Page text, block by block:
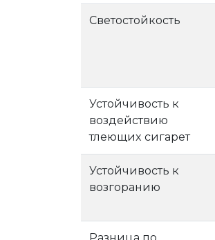
Светостойкость
Устойчивость к
воздействию
тлеющиx сигарет
Устойчивость к
возгоранию